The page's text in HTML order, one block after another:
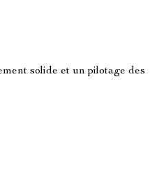
solide et un pilotage des